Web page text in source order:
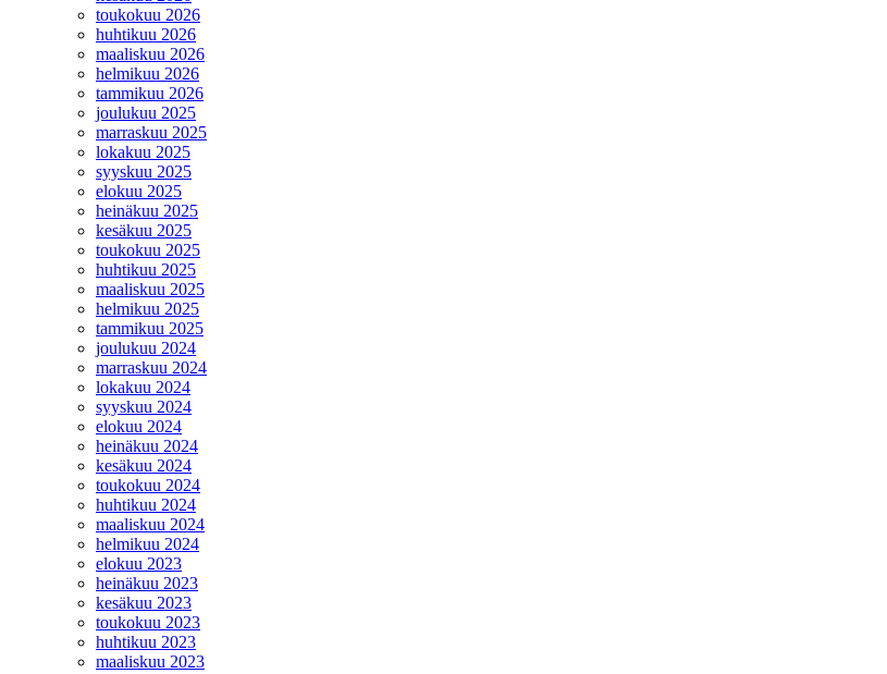
toukokuu 2026
huhtikuu 2026
maaliskuu 2026
helmikuu 2026
tammikuu 2026
joulukuu 2025
marraskuu 2025
lokakuu 2025
syyskuu 2025
elokuu 2025
heinäkuu 2025
kesäkuu 2025
toukokuu 2025
huhtikuu 2025
maaliskuu 2025
helmikuu 2025
tammikuu 2025
joulukuu 2024
marraskuu 2024
lokakuu 2024
syyskuu 2024
elokuu 2024
heinäkuu 2024
kesäkuu 2024
toukokuu 2024
huhtikuu 2024
maaliskuu 2024
helmikuu 2024
elokuu 2023
heinäkuu 2023
kesäkuu 2023
toukokuu 2023
huhtikuu 2023
maaliskuu 2023